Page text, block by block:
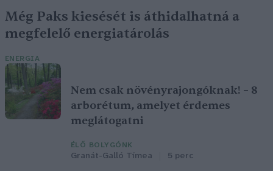
Még Paks kiesését is áthidalhatná a
megfelelő energiatárolás
ENERGIA
Nem csak növényrajongóknak! – 8
arborétum, amelyet érdemes
meglátogatni
ÉLŐ BOLYGÓNK
Granát-Galló Tímea 5 perc